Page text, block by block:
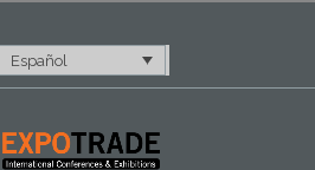
Español